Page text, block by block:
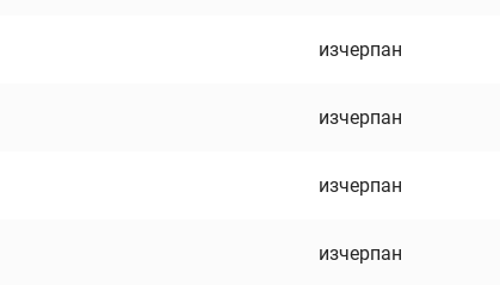
изчерпан
изчерпан
изчерпан
изчерпан